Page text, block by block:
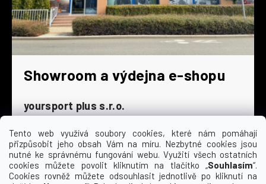
Tento web využívá soubory cookies, které nám pomáhají
přizpůsobit jeho obsah Vám na míru. Nezbytné cookies jsou
nutné ke správnému fungování webu. Využití všech ostatních
cookies můžete povolit kliknutím na tlačítko „Souhlasím“.
Cookies rovněž můžete odsouhlasit jednotlivě po kliknutí na
Showroom a výdejna e-shopu
yoursport plus s.r.o.
Dyjská 845/4
196 00 Praha 9 - Čakovice
Po - Čt
9:00 - 16:30
Pá
9:00 - 15:30